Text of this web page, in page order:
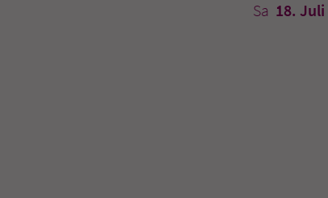
Sa 18. Juli